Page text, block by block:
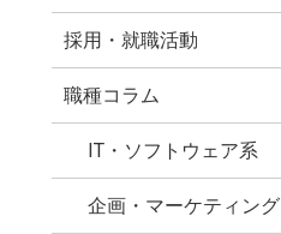
採用・就職活動
職種コラム
IT・ソフトウェア系
企画・マーケティング